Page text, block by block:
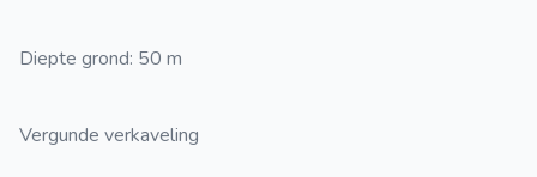
Diepte grond: 50 m
Vergunde verkaveling